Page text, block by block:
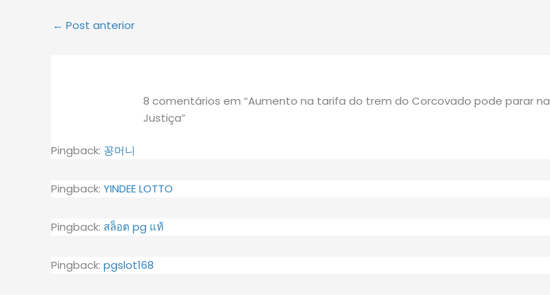
← Post anterior
8 comentários em “Aumento na tarifa do trem do Corcovado pode parar na
Justiça”
Pingback: 꽁머니
Pingback: YINDEE LOTTO
Pingback: สล็อต pg แท้
Pingback: pgslot168